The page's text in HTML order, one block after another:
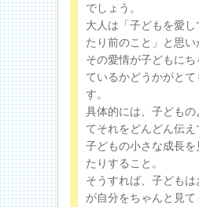
でしょう。
大人は「子どもを愛し
たり前のこと」と思い
その愛情が子どもにち
ているかどうかがと
す。
具体的には、子どもの
てそれをどんどん伝え
子どもの小さな成長を
たりすること。
そうすれば、子どもは
が自分をちゃんと見